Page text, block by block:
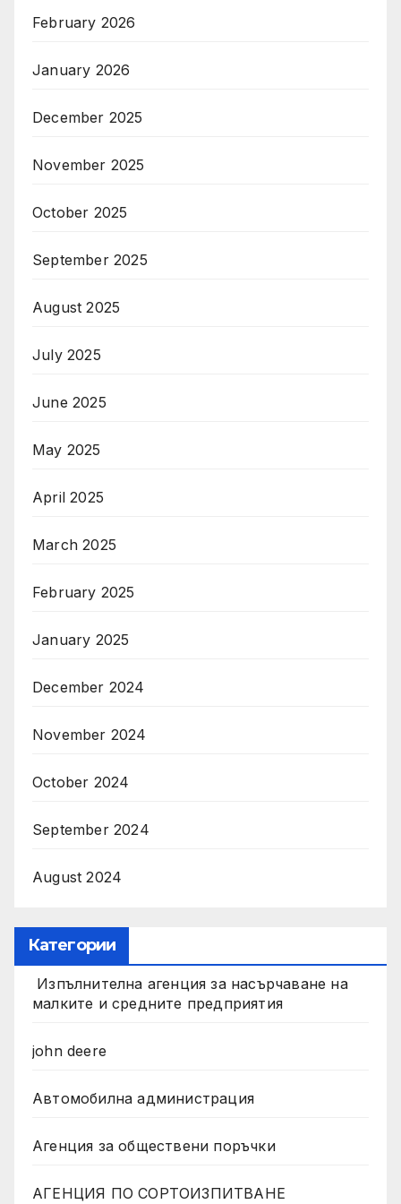
February 2026
January 2026
December 2025
November 2025
October 2025
September 2025
August 2025
July 2025
June 2025
May 2025
April 2025
March 2025
February 2025
January 2025
December 2024
November 2024
October 2024
September 2024
August 2024
Категории
Изпълнителна агенция за насърчаване на
малките и средните предприятия
john deere
Автомобилна администрация
Агенция за обществени поръчки
АГЕНЦИЯ ПО СОРТОИЗПИТВАНЕ